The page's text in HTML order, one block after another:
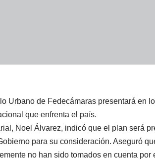
Urbano de Fedecámaras presentará en
que enfrenta el país.
Noel Álvarez, indicó que el plan será
para su consideración. Aseguró
no han sido tomados en cuenta por